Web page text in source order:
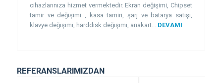
cihazlarınıza hizmet vermektedir. Ekran değişimi, Chipset
tamir ve değişimi , kasa tamiri, şarj ve batarya satışı,
klavye değişimi, harddisk değişimi, anakart... DEVAMI
REFERANSLARIMIZDAN